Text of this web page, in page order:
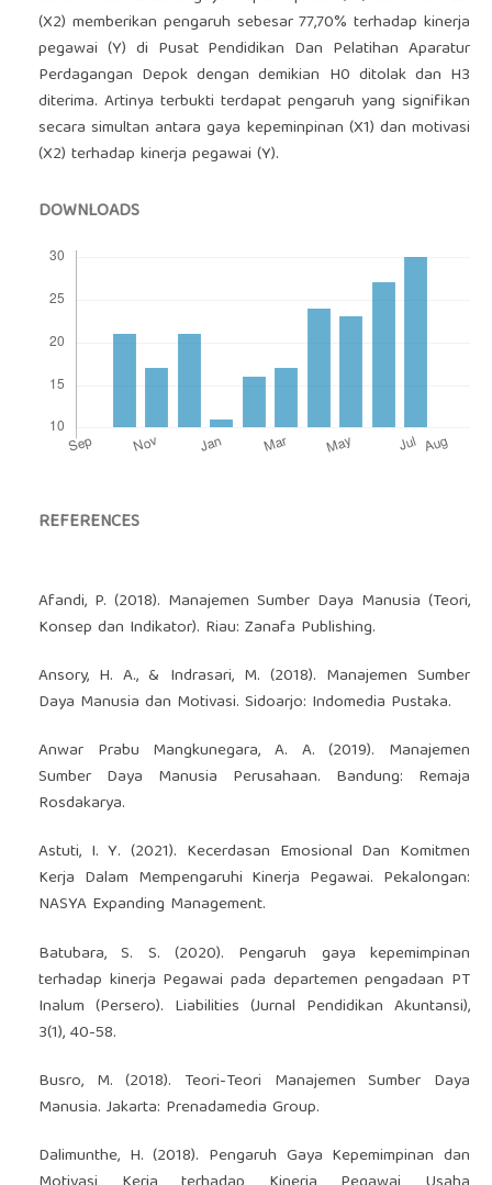
(X2) memberikan pengaruh sebesar 77,70% terhadap kinerja
pegawai (Y) di Pusat Pendidikan Dan Pelatihan Aparatur
Perdagangan Depok dengan demikian H0 ditolak dan H3
diterima. Artinya terbukti terdapat pengaruh yang signifikan
secara simultan antara gaya kepeminpinan (X1) dan motivasi
(X2) terhadap kinerja pegawai (Y).
DOWNLOADS
REFERENCES
Afandi, P. (2018). Manajemen Sumber Daya Manusia (Teori,
Konsep dan Indikator). Riau: Zanafa Publishing.
Ansory, H. A., & Indrasari, M. (2018). Manajemen Sumber
Daya Manusia dan Motivasi. Sidoarjo: Indomedia Pustaka.
Anwar Prabu Mangkunegara, A. A. (2019). Manajemen
Sumber Daya Manusia Perusahaan. Bandung: Remaja
Rosdakarya.
Astuti, I. Y. (2021). Kecerdasan Emosional Dan Komitmen
Kerja Dalam Mempengaruhi Kinerja Pegawai. Pekalongan:
NASYA Expanding Management.
Batubara, S. S. (2020). Pengaruh gaya kepemimpinan
terhadap kinerja Pegawai pada departemen pengadaan PT
Inalum (Persero). Liabilities (Jurnal Pendidikan Akuntansi),
3(1), 40-58.
Busro, M. (2018). Teori-Teori Manajemen Sumber Daya
Manusia. Jakarta: Prenadamedia Group.
Dalimunthe, H. (2018). Pengaruh Gaya Kepemimpinan dan